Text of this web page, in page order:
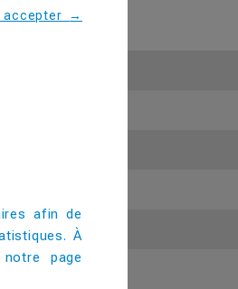
accepter →
afin de
À
page